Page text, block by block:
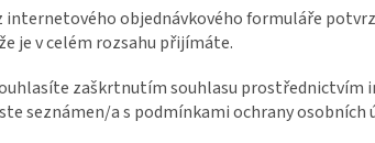
internetového objednávkového formuláře
je v celém rozsahu přijímáte.
zaškrtnutím souhlasu
seznámen/a s podmínkami ochrany osobních